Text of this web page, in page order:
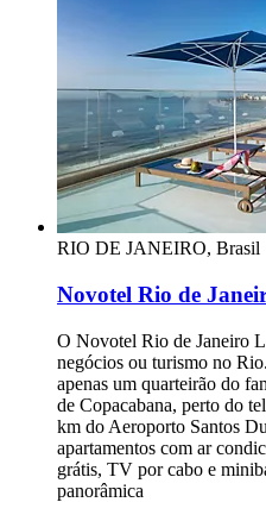
RIO DE JANEIRO, Brasil
Novotel Rio de
O Novotel Rio de Janeiro
negócios ou turismo no
apenas um quarteirão do
de Copacabana, perto do
km do Aeroporto Santos
apartamentos com ar
grátis, TV por cabo e
panorâmica